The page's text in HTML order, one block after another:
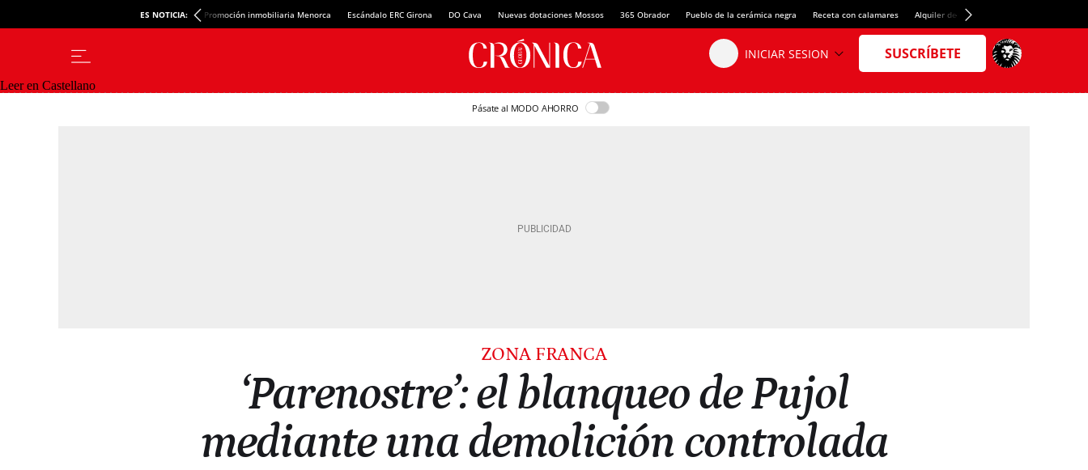
ES NOTICIA: Promoción inmobiliaria Menorca Escándalo ERC Girona DO Cava Nuevas dotaciones Mossos 365 Obrador Pueblo de la cerámica negra Receta con calamares Alquiler de habitaciones en España
Leer en Castellano
Pásate al MODO AHORRO
ZONA FRANCA
‘Parenostre’: el blanqueo de Pujol
mediante una demolición controlada